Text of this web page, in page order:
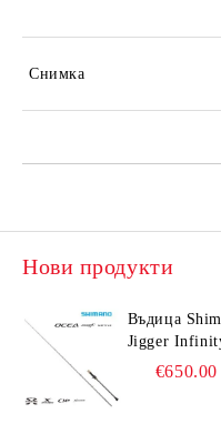
Снимка
Нови продукти
Въдица
Jigger
€650.00